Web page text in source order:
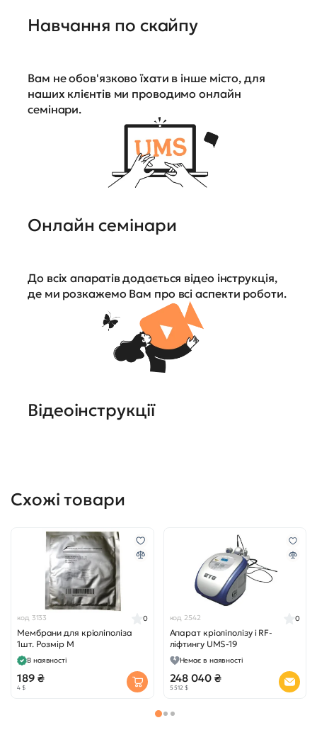
Навчання по скайпу
Вам не обов'язково їхати в інше місто, для
наших клієнтів ми проводимо онлайн
семінари.
Онлайн семінари
До всіх апаратів додається відео інструкція,
де ми розкажемо Вам про всі аспекти роботи.
Відеоінструкції
Схожі товари
код 3133
Мембрани для кріоліполіза
1шт. Розмір М
0
В наявності
189 ₴
4 $
код 2542
Апарат кріоліполізу і RF-
ліфтингу UMS-19
0
Немає в наявності
248 040 ₴
5 512 $